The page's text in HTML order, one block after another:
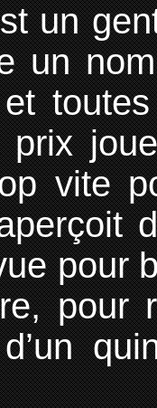
un
un
vite
pour
pour